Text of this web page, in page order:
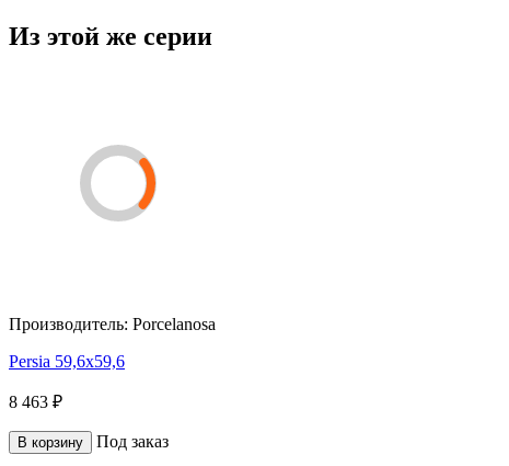
Из этой же серии
Производитель: Porcelanosa
Persia 59,6x59,6
8 463 ₽
В корзину Под заказ